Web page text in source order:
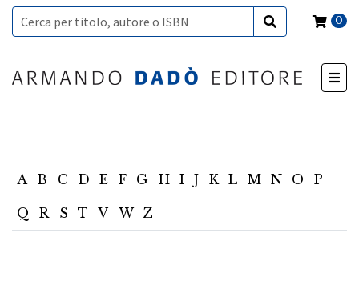
0
A B C D E F G H I J K L M N O P
Q R S T V W Z